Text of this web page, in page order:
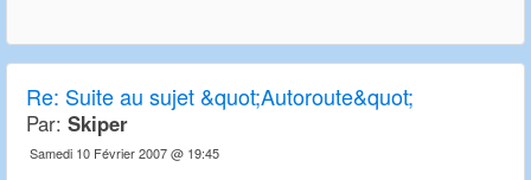
Re: Suite au sujet &quot;Autoroute&quot;
Par: Skiper
Samedi 10 Février 2007 @ 19:45